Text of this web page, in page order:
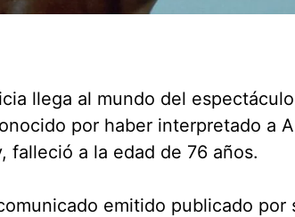
llega al mundo del
por haber interpretado a
falleció a la edad de 76 años.
emitido publicado por